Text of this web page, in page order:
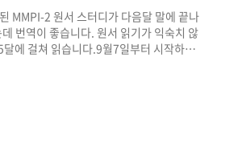
MMPI-2 원서 스터디가 다음달 말에 끝나
번역이 좋습니다. 원서 읽기가 익숙치 않
에 걸쳐 읽습니다.9월7일부터 시작하겠
상: 누구나 참여 가능. 패널티: 1) 사전